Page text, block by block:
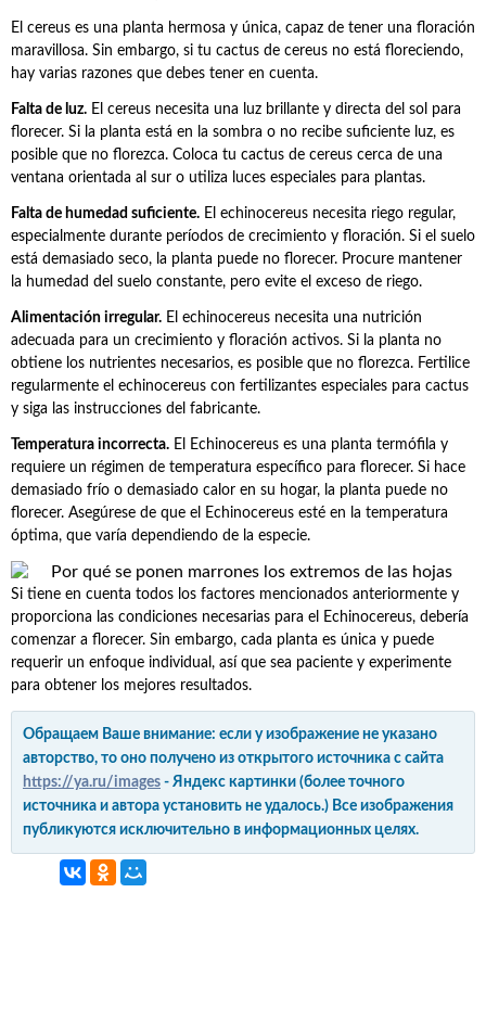
El cereus es una planta hermosa y única, capaz de tener una floración
maravillosa. Sin embargo, si tu cactus de cereus no está floreciendo,
hay varias razones que debes tener en cuenta.
Falta de luz. El cereus necesita una luz brillante y directa del sol para
florecer. Si la planta está en la sombra o no recibe suficiente luz, es
posible que no florezca. Coloca tu cactus de cereus cerca de una
ventana orientada al sur o utiliza luces especiales para plantas.
Falta de humedad suficiente. El echinocereus necesita riego regular,
especialmente durante períodos de crecimiento y floración. Si el suelo
está demasiado seco, la planta puede no florecer. Procure mantener
la humedad del suelo constante, pero evite el exceso de riego.
Alimentación irregular. El echinocereus necesita una nutrición
adecuada para un crecimiento y floración activos. Si la planta no
obtiene los nutrientes necesarios, es posible que no florezca. Fertilice
regularmente el echinocereus con fertilizantes especiales para cactus
y siga las instrucciones del fabricante.
Temperatura incorrecta. El Echinocereus es una planta termófila y
requiere un régimen de temperatura específico para florecer. Si hace
demasiado frío o demasiado calor en su hogar, la planta puede no
florecer. Asegúrese de que el Echinocereus esté en la temperatura
óptima, que varía dependiendo de la especie.
Si tiene en cuenta todos los factores mencionados anteriormente y
proporciona las condiciones necesarias para el Echinocereus, debería
comenzar a florecer. Sin embargo, cada planta es única y puede
requerir un enfoque individual, así que sea paciente y experimente
para obtener los mejores resultados.
Обращаем Ваше внимание: если у изображение не указано
авторство, то оно получено из открытого источника с сайта
https://ya.ru/images - Яндекс картинки (более точного
источника и автора установить не удалось.) Все изображения
публикуются исключительно в информационных целях.